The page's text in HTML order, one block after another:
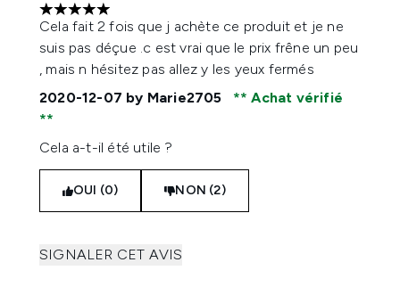
5 étoiles sur un maximum de 5
Cela fait 2 fois que j achète ce produit et je ne
suis pas déçue .c est vrai que le prix frêne un peu
, mais n hésitez pas allez y les yeux fermés
2020-12-07 by Marie2705 Achat vérifié
Cela a-t-il été utile ?
OUI (0) NON (2)
SIGNALER CET AVIS